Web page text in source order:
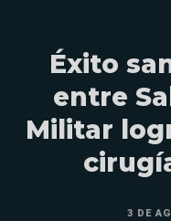
Éxito
entre
Militar
3 DE